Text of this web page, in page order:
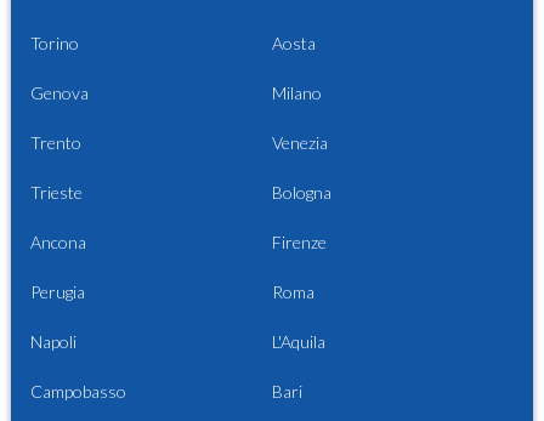
Torino Aosta
Genova Milano
Trento Venezia
Trieste Bologna
Ancona Firenze
Perugia Roma
Napoli L'Aquila
Campobasso Bari